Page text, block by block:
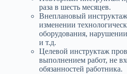
раза в шесть месяцев.
Внеплановый
изменении
оборудования,
и т.д.
Целевой инструктаж
выполнением работ, не
обязанностей работника.